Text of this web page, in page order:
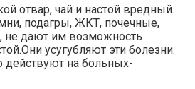
отвар, чай и настой вредный.
подагры, ЖКТ, почечные,
не дают им возможность
усугубляют эти болезни.
действуют на больных-